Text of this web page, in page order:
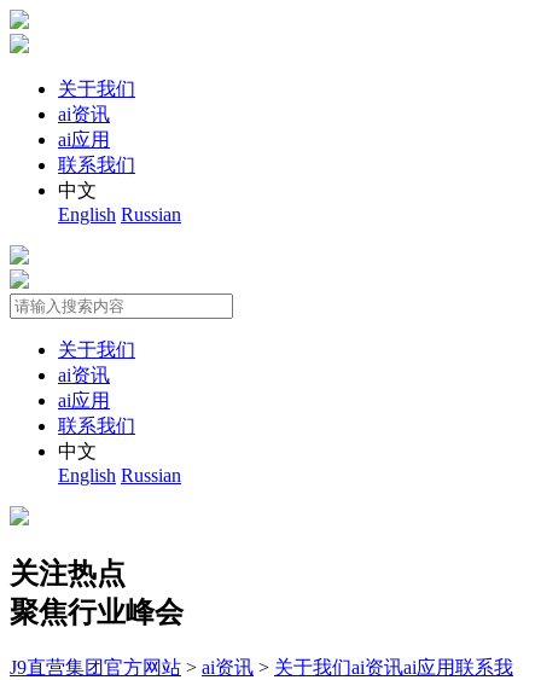
关于我们
ai资讯
ai应用
联系我们
中文
English Russian
关于我们
ai资讯
ai应用
联系我们
中文
English Russian
关注热点
聚焦行业峰会
J9直营集团官方网站 > ai资讯 > 关于我们ai资讯ai应用联系我